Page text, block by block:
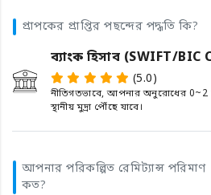
প্রাপকের প্রাপ্তির পছন্দের পদ্ধতি কি?
ব্যাংক হিসাব (SWIFT/BIC
(5.0)
নীতিগতভাবে, আপনার অনুরোধের 0~2
স্থানীয় মুদ্রা পৌঁছে যাবে।
আপনার পরিকল্পিত রেমিট্যান্স পরিমাণ
কত?